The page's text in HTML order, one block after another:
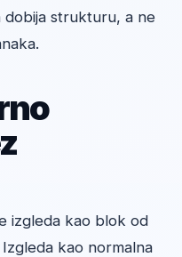
dobija strukturu, a ne
izgleda kao blok od
kao normalna